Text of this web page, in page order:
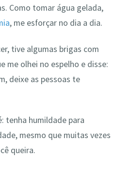
Como tomar água gelada,
, me esforçar no dia a dia.
tive algumas brigas com
me olhei no espelho e disse:
deixe as pessoas te
tenha humildade para
mesmo que muitas vezes
queira.